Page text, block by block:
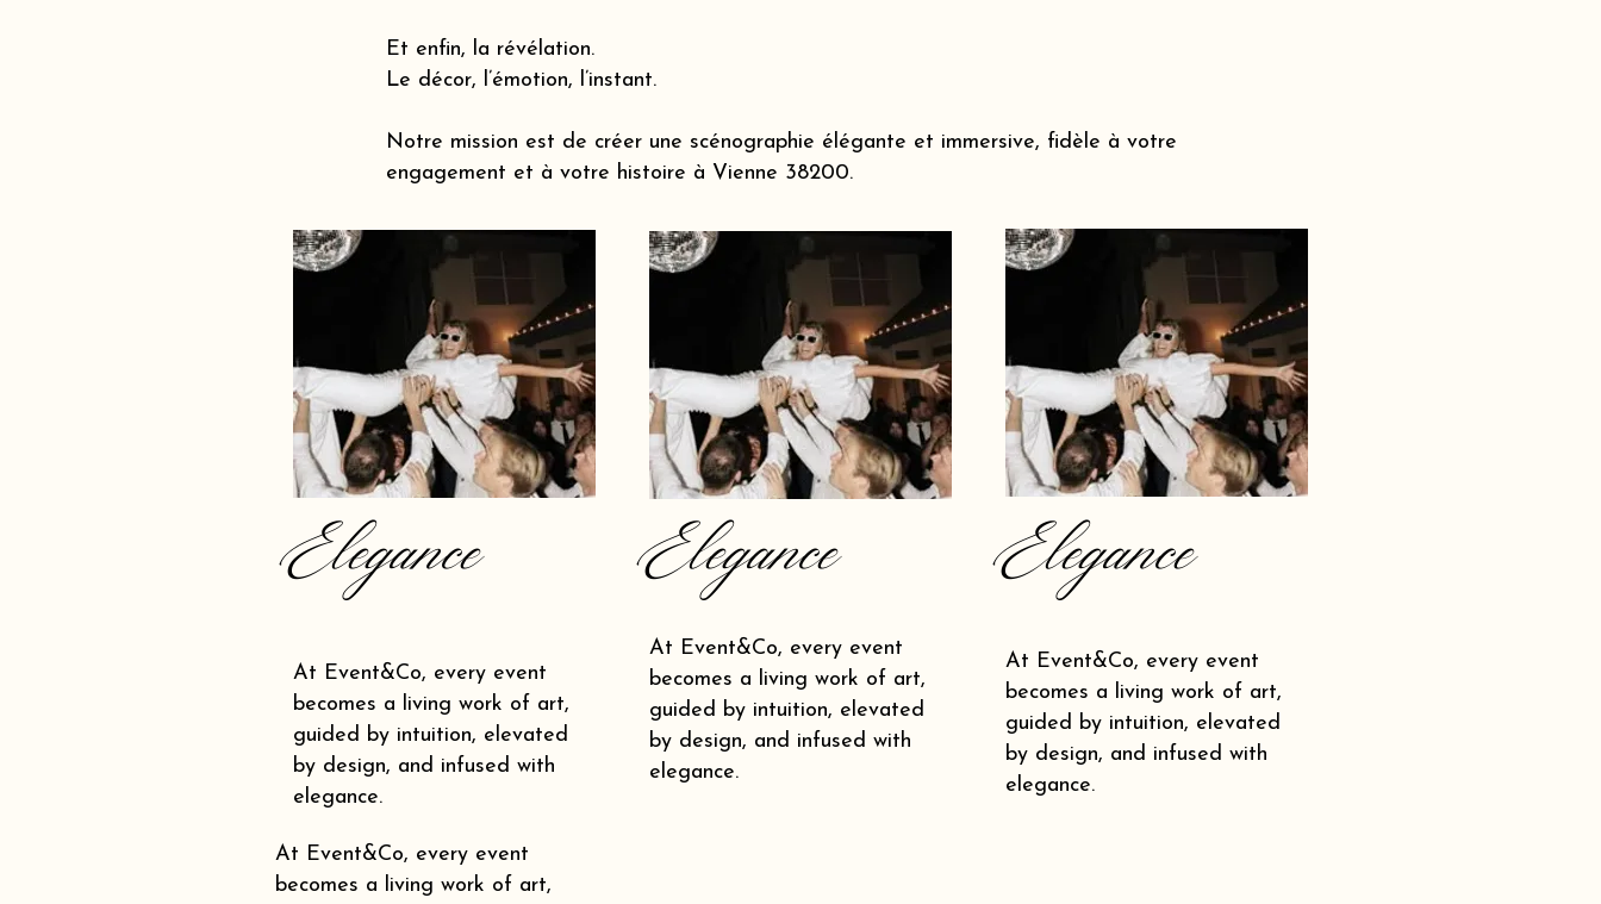
Et enfin, la révélation.
Le décor, l’émotion, l’instant.
Notre mission est de créer une scénographie élégante et immersive, fidèle à votre
engagement et à votre histoire à Vienne 38200.
Elegance Elegance Elegance
At Event&Co, every event
becomes a living work of art,
guided by intuition, elevated
by design, and infused with
elegance.
At Event&Co, every event
becomes a living work of art,
guided by intuition, elevated
by design, and infused with
elegance.
At Event&Co, every event
becomes a living work of art,
guided by intuition, elevated
by design, and infused with
elegance.
At Event&Co, every event
becomes a living work of art,